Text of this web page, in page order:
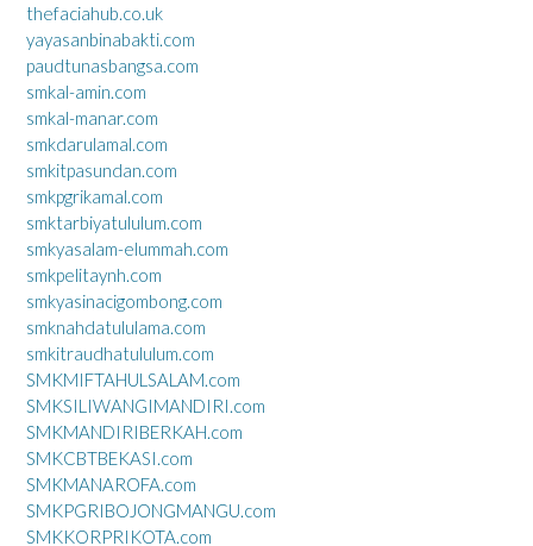
thefaciahub.co.uk
yayasanbinabakti.com
paudtunasbangsa.com
smkal-amin.com
smkal-manar.com
smkdarulamal.com
smkitpasundan.com
smkpgrikamal.com
smktarbiyatululum.com
smkyasalam-elummah.com
smkpelitaynh.com
smkyasinacigombong.com
smknahdatululama.com
smkitraudhatululum.com
SMKMIFTAHULSALAM.com
SMKSILIWANGIMANDIRI.com
SMKMANDIRIBERKAH.com
SMKCBTBEKASI.com
SMKMANAROFA.com
SMKPGRIBOJONGMANGU.com
SMKKORPRIKOTA.com